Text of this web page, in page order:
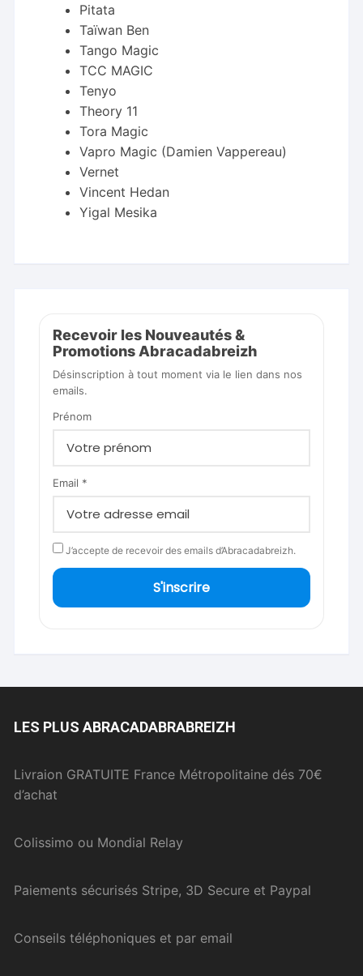
Pitata
Taïwan Ben
Tango Magic
TCC MAGIC
Tenyo
Theory 11
Tora Magic
Vapro Magic (Damien Vappereau)
Vernet
Vincent Hedan
Yigal Mesika
Recevoir les Nouveautés &
Promotions Abracadabreizh
Désinscription à tout moment via le lien dans nos
emails.
Prénom
Email *
J’accepte de recevoir des emails d’Abracadabreizh.
S'inscrire
LES PLUS ABRACADABRABREIZH
Livraion GRATUITE France Métropolitaine dés 70€
d’achat
Colissimo ou Mondial Relay
Paiements sécurisés Stripe, 3D Secure et Paypal
Conseils téléphoniques et par email